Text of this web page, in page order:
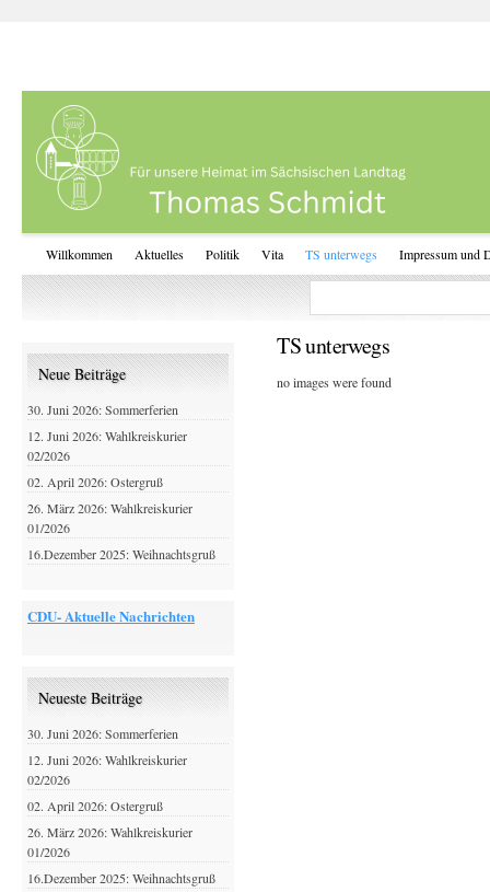
Willkommen Aktuelles Politik Vita TS unterwegs Impressum und
TS unterwegs
no images were found
Neue Beiträge
30. Juni 2026: Sommerferien
12. Juni 2026: Wahlkreiskurier
02/2026
02. April 2026: Ostergruß
26. März 2026: Wahlkreiskurier
01/2026
16.Dezember 2025: Weihnachtsgruß
CDU- Aktuelle Nachrichten
Neueste Beiträge
30. Juni 2026: Sommerferien
12. Juni 2026: Wahlkreiskurier
02/2026
02. April 2026: Ostergruß
26. März 2026: Wahlkreiskurier
01/2026
16.Dezember 2025: Weihnachtsgruß